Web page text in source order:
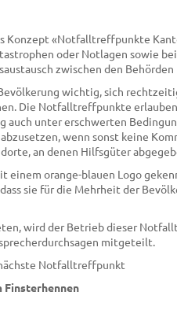
Konzept «Notfalltreffpunkte
oder Notlagen sowie
zwischen den Behörden
wichtig, sich
Die Notfalltreffpunkte
auch unter erschwerten
wenn sonst keine
an denen Hilfsgüter
orange-blauen Logo
sie für die Mehrheit der
wird der Betrieb dieser
mitgeteilt.
Notfalltreffpunkt